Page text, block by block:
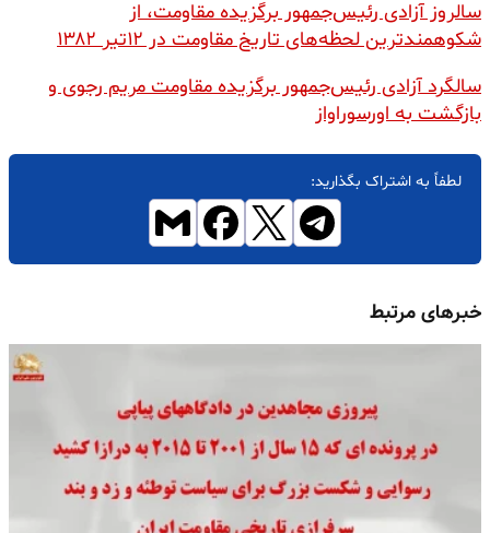
سالروز آزادی رئیس‌جمهور برگزیده مقاومت، از
شکوهمند‌ترین لحظه‌های تاریخ مقاومت در ۱۲تیر ۱۳۸۲
سالگرد آزادی رئیس‌جمهور برگزیده مقاومت مریم رجوی و
بازگشت به اورسوراواز
لطفاً به اشتراک بگذارید:
خبرهای مرتبط